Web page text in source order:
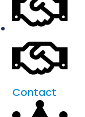
Contact